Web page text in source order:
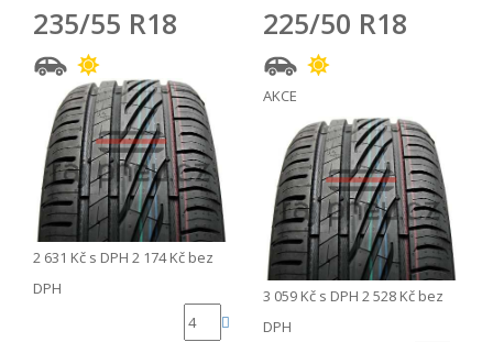
235/55 R18
2 631 Kč s DPH 2 174 Kč bez
DPH
225/50 R18
AKCE
3 059 Kč s DPH 2 528 Kč bez
DPH